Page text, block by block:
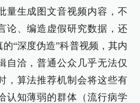
量生成图文音视频内容，不
论、编造虚假研究数据，还
“深度伪造”科普视频，其内
自洽，普通公众几乎无法仅
，算法推荐机制会将这些有
认知薄弱的群体（流行病学